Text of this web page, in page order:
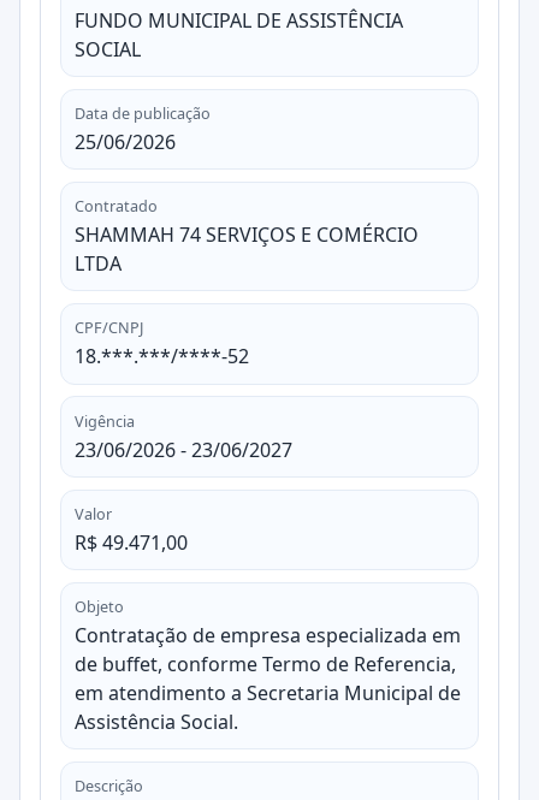
FUNDO MUNICIPAL DE ASSISTÊNCIA
SOCIAL
Data de publicação
25/06/2026
Contratado
SHAMMAH 74 SERVIÇOS E COMÉRCIO
LTDA
CPF/CNPJ
18.***.***/****-52
Vigência
23/06/2026 - 23/06/2027
Valor
R$ 49.471,00
Objeto
Contratação de empresa especializada em
de buffet, conforme Termo de Referencia,
em atendimento a Secretaria Municipal de
Assistência Social.
Descrição